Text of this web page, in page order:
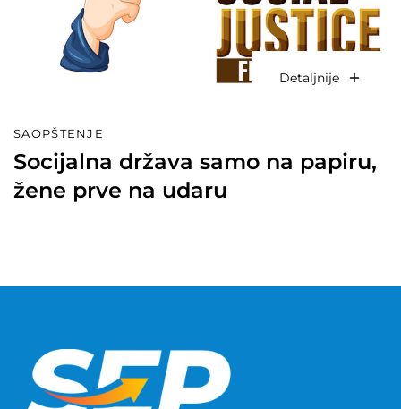
Detaljnije
SAOPŠTENJE
Socijalna država samo na papiru,
žene prve na udaru